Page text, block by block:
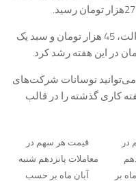
بنابراین سبد 532 هزار تومانی سهام عدالت، 45 هزار تومان و سبد یک
نوسانات شرکت‌های
کاری گذشته را در قالب
در
بر
قیمت هر سهم در
معاملات پانزدهم شنبه
آبان ماه بر حسب